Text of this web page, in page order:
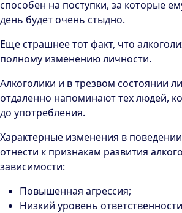
способен на поступки, за которые
день будет очень стыдно.
Еще страшнее тот факт, что
полному изменению личности.
Алкоголики и в трезвом состоянии
отдаленно напоминают тех людей,
до употребления.
Характерные изменения в
отнести к признакам развития
зависимости:
Повышенная агрессия;
Низкий уровень